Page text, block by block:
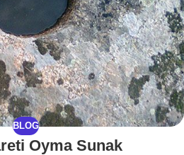
BLOG
Oyma Sunak